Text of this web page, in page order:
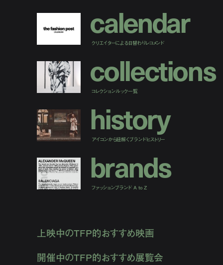
calendar
クリエイターによる日替わりレコメンド
collections
コレクションルック一覧
history
アイコンから紐解くブランドヒストリー
brands
ファッションブランド A to Z
上映中のTFP的おすすめ映画
開催中のTFP的おすすめ展覧会